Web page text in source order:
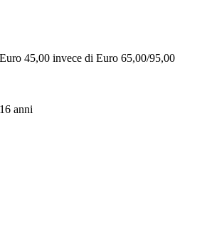
45,00 invece di Euro 65,00/95,00
anni